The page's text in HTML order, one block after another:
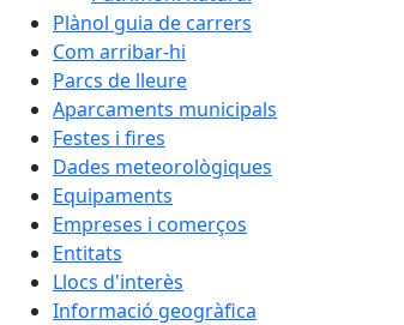
Plànol guia de carrers
Com arribar-hi
Parcs de lleure
Aparcaments municipals
Festes i fires
Dades meteorològiques
Equipaments
Empreses i comerços
Entitats
Llocs d'interès
Informació geogràfica